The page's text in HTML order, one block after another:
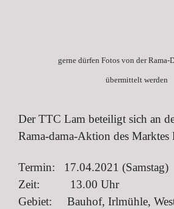
gerne dürfen Fotos von der Rama-
übermittelt werden
Der TTC Lam beteiligt sich an
Rama-dama-Aktion des Marktes
Termin: 17.04.2021 (Samstag)
Zeit: 13.00 Uhr
Gebiet: Bauhof, Irlmühle,